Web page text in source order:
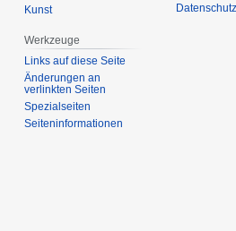
Kunst
Werkzeuge
Links auf diese Seite
Änderungen an
verlinkten Seiten
Spezialseiten
Seiten­­informationen
Datenschutz